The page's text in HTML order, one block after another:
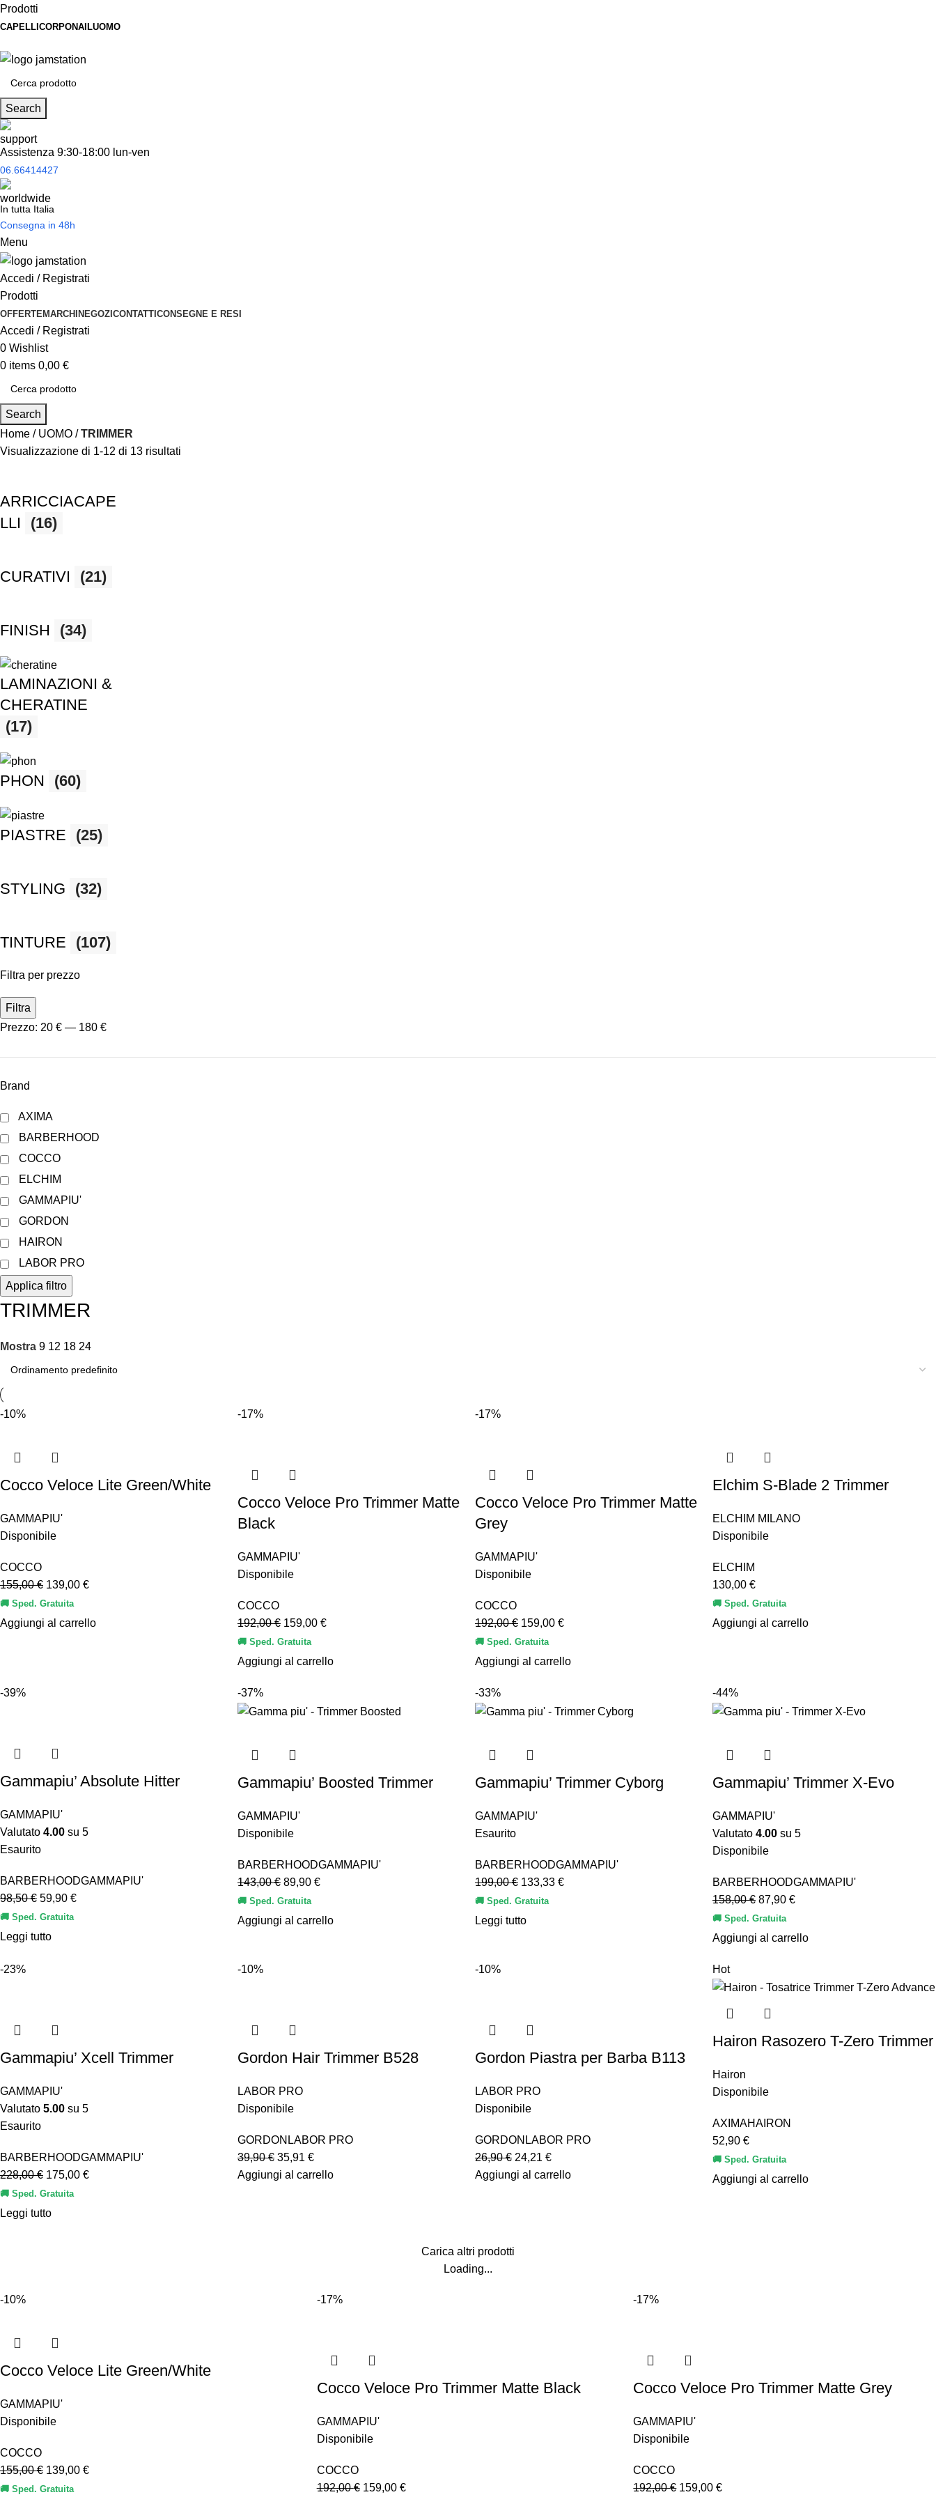
Prodotti
CAPELLI CORPONAILUOMO
Search
Assistenza 9:30-18:00 lun-ven
06.66414427
In tutta Italia
Consegna in 48h
Menu
Accedi / Registrati
Prodotti
OFFERTEMARCHINEGOZICONTATTICONSEGNE E RESI
Accedi / Registrati
0 Wishlist
0 items 0,00 €
Search
Home
UOMO
TRIMMER
Visualizzazione di 1-12 di 13 risultati
ARRICCIACAPE
LLI
(16)
CURATIVI (21)
FINISH (34)
LAMINAZIONI &
CHERATINE
(17)
PHON (60)
PIASTRE (25)
STYLING (32)
TINTURE (107)
Filtra per prezzo
Filtra
Prezzo: 20 € — 180 €
Brand
AXIMA
BARBERHOOD
COCCO
ELCHIM
GAMMAPIU'
GORDON
HAIRON
LABOR PRO
Applica filtro
TRIMMER
Mostra 9 12 18 24
-10%
Cocco Veloce Lite Green/White
GAMMAPIU'
Disponibile
COCCO
155,00€ 139,00 €
🚚 Sped. Gratuita
Aggiungi al carrello
-17%
Cocco Veloce Pro Trimmer Matte
Black
GAMMAPIU'
Disponibile
COCCO
192,00€ 159,00 €
🚚 Sped. Gratuita
Aggiungi al carrello
-17%
Cocco Veloce Pro Trimmer Matte
Grey
GAMMAPIU'
Disponibile
COCCO
192,00€ 159,00 €
🚚 Sped. Gratuita
Aggiungi al carrello
Elchim S-Blade 2 Trimmer
ELCHIM MILANO
Disponibile
ELCHIM
130,00 €
🚚 Sped. Gratuita
Aggiungi al carrello
-39%
Gammapiu’ Absolute Hitter
GAMMAPIU'
Valutato 4.00 su 5
Esaurito
BARBERHOODGAMMAPIU'
98,50€ 59,90 €
🚚 Sped. Gratuita
Leggi tutto
-37%
Gammapiu’ Boosted Trimmer
GAMMAPIU'
Disponibile
BARBERHOODGAMMAPIU'
143,00€ 89,90 €
🚚 Sped. Gratuita
Aggiungi al carrello
-33%
Gammapiu’ Trimmer Cyborg
GAMMAPIU'
Esaurito
BARBERHOODGAMMAPIU'
199,00€ 133,33 €
🚚 Sped. Gratuita
Leggi tutto
-44%
Gammapiu’ Trimmer X-Evo
GAMMAPIU'
Valutato 4.00 su 5
Disponibile
BARBERHOODGAMMAPIU'
158,00€ 87,90 €
🚚 Sped. Gratuita
Aggiungi al carrello
-23%
Gammapiu’ Xcell Trimmer
GAMMAPIU'
Valutato 5.00 su 5
Esaurito
BARBERHOODGAMMAPIU'
228,00€ 175,00 €
🚚 Sped. Gratuita
Leggi tutto
-10%
Gordon Hair Trimmer B528
LABOR PRO
Disponibile
GORDON LABOR PRO
39,90€ 35,91 €
Aggiungi al carrello
-10%
Gordon Piastra per Barba B113
LABOR PRO
Disponibile
GORDON LABOR PRO
26,90€ 24,21 €
Aggiungi al carrello
Hot
Hairon Rasozero T-Zero Trimmer
Hairon
Disponibile
AXIMAHAIRON
52,90 €
🚚 Sped. Gratuita
Aggiungi al carrello
Carica altri prodotti
Loading...
-10%
Cocco Veloce Lite Green/White
GAMMAPIU'
Disponibile
COCCO
155,00€ 139,00 €
🚚 Sped. Gratuita
-17%
Cocco Veloce Pro Trimmer Matte Black
GAMMAPIU'
Disponibile
COCCO
192,00€ 159,00 €
-17%
Cocco Veloce Pro Trimmer Matte Grey
GAMMAPIU'
Disponibile
COCCO
192,00€ 159,00€